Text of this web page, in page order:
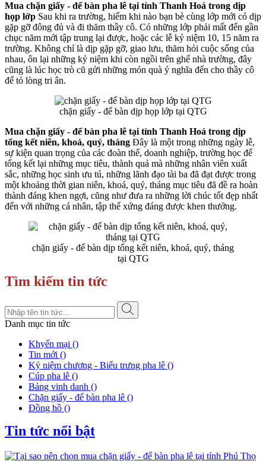
Mua chặn giấy - để bàn pha lê tại tỉnh Thanh Hoá trong dịp
họp lớp Sau khi ra trường, hiếm khi nào bạn bè cùng lớp mới có dịp
gặp gỡ đông đủ và đi thăm thầy cô. Có những lớp phải mất đến gần
chục năm mới tập trung lại được, hoặc các lễ kỷ niệm 10, 15 năm ra
trường. Không chỉ là dịp gặp gỡ, giao lưu, thăm hỏi cuộc sống của
nhau, ôn lại những kỷ niệm khi còn ngồi trên ghế nhà trường, đây
cũng là lúc học trò cũ gửi những món quà ý nghĩa đến cho thầy cô
để tỏ lòng tri ân.
chặn giấy - để bàn dịp họp lớp tại QTG
Mua chặn giấy - để bàn pha lê tại tỉnh Thanh Hoá trong dịp
tổng kết niên, khoá, quý, tháng Đây là một trong những ngày lễ,
sự kiện quan trọng của các đoàn thể, doanh nghiệp, trường học để
tổng kết lại những mục tiêu, thành quả mà những nhân viên xuất
sắc, những học sinh ưu tú, những lãnh đạo tài ba đã đạt được trong
một khoảng thời gian niên, khoá, quý, tháng mục tiêu đã đề ra hoàn
thành đáng khen ngợi, cũng như đưa ra những lời chúc tốt đẹp nhất
đến với những cá nhân, tập thể xứng đáng được khen thưởng.
chặn giấy - để bàn dịp tổng kết niên, khoá, quý, tháng
tại QTG
Tìm kiếm tin tức
Danh mục tin tức
Khyến mại ()
Tin mới ()
Kỷ niệm chương - Biểu trưng pha lê ()
Cúp pha lê ()
Bảng vinh danh ()
Chặn giấy - để bàn pha lê ()
Đồng hồ ()
Tin tức nổi bật